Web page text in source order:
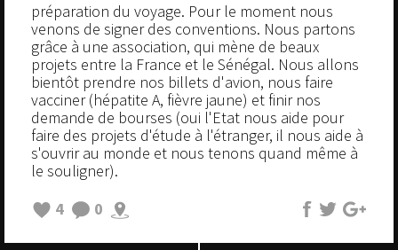
préparation du voyage. Pour le moment nous
venons de signer des conventions. Nous partons
grâce à une association, qui mène de beaux
projets entre la France et le Sénégal. Nous allons
bientôt prendre nos billets d'avion, nous faire
vacciner (hépatite A, fièvre jaune) et finir nos
demande de bourses (oui l'Etat nous aide pour
faire des projets d'étude à l'étranger, il nous aide à
s'ouvrir au monde et nous tenons quand même à
le souligner).
4
0